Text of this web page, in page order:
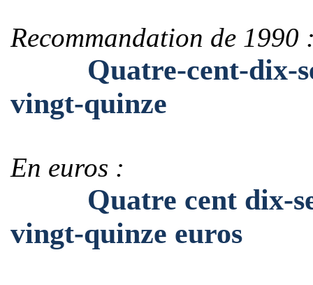
Recommandation de 1990
Quatre-cent-dix-
vingt-quinze
En euros :
Quatre cent dix-
vingt-quinze euros